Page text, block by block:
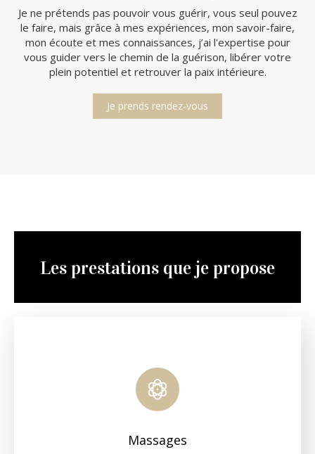
Je ne prétends pas pouvoir vous guérir, vous seul pouvez
le faire, mais grâce à mes expériences, mon savoir-faire,
mon écoute et mes connaissances, j’ai l'expertise pour
vous guider vers le chemin de la guérison, libérer votre
plein potentiel et retrouver la paix intérieure.
Je prends rendez-vous
Les prestations que je propose
Massages